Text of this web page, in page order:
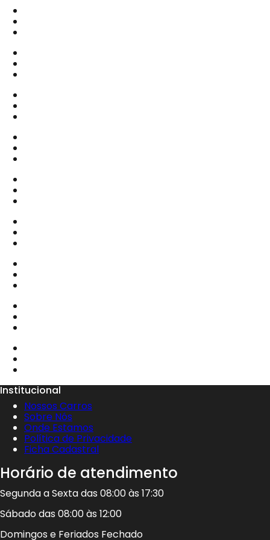
Institucional
Nossos Carros
Sobre Nós
Onde Estamos
Política de Privacidade
Ficha Cadastral
Horário de atendimento
Segunda a Sexta das 08:00 às 17:30
Sábado das 08:00 às 12:00
Domingos e Feriados Fechado